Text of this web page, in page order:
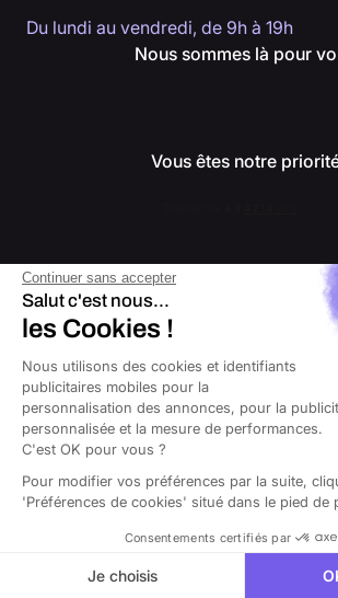
Du lundi au vendredi, de 9h à 19h
Nous sommes là pour
Vous êtes notre
Vous accompagner
toute sérénité
Convoyeur
Continuer sans accepter
Salut c'est nous...
les Cookies !
Nous utilisons des cookies et identifiants
publicitaires mobiles pour la
personnalisation des annonces, pour la
personnalisée et la mesure de performances.
C'est OK pour vous ?
Pour modifier vos préférences par la suite,
'Préférences de cookies' situé dans le pied de
Consentements certifiés par
Je choisis